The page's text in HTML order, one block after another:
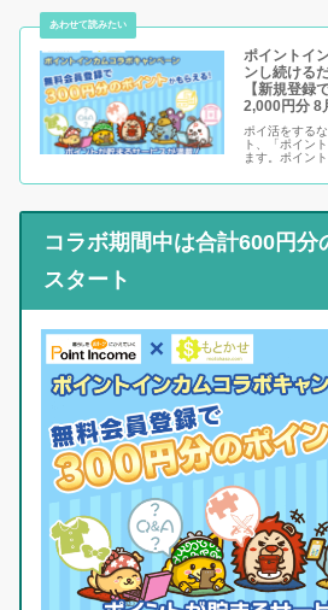
ポイントイ
ンし続ける
【新規登録
2,000円分 8
ポイ活をする
ト、「ポイン
ます。ポイン
「分かりやす
ントを貯める
コラボ期間中は合計600円分
スタート